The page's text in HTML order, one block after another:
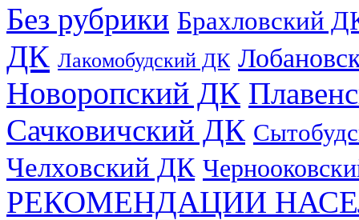
Без рубрики Брахловский
ДК Лакомобудский ДК
Новоропский ДК
Сачковичский ДК
Челховский ДК
РЕКОМЕНДАЦИИ